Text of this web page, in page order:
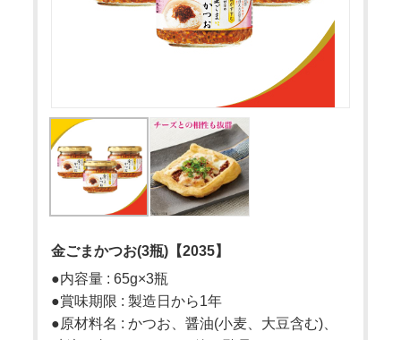
金ごまかつお(3瓶)【2035】
●内容量 : 65g×3瓶
●賞味期限 : 製造日から1年
●原材料名 : かつお、醤油(小麦、大豆含む)、